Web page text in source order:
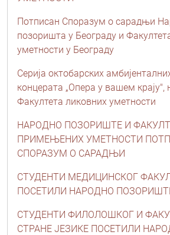
Потписан Споразум о сарадњи
позоришта у Београду и
уметности у Београду
Серија октобарских
концерата „Опера у вашем крају",
Факултета ликовних уметности
НАРОДНО ПОЗОРИШТЕ И
ПРИМЕЊЕНИХ УМЕТНОСТИ
СПОРАЗУМ О САРАДЊИ
СТУДЕНТИ МЕДИЦИНСКОГ
ПОСЕТИЛИ НАРОДНО
СТУДЕНТИ ФИЛОЛОШКОГ И
СТРАНЕ ЈЕЗИКЕ ПОСЕТИЛИ